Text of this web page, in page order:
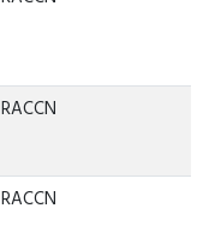
RACCN
RACCN